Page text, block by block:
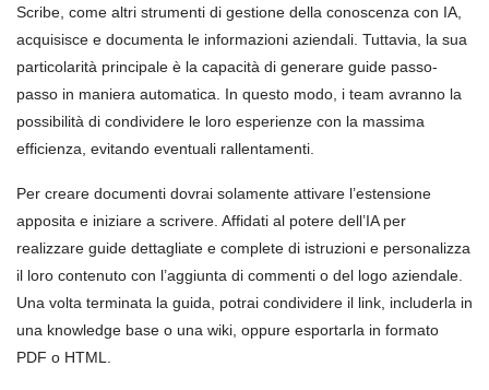
Scribe, come altri strumenti di gestione della conoscenza con IA,
acquisisce e documenta le informazioni aziendali. Tuttavia, la sua
particolarità principale è la capacità di generare guide passo-
passo in maniera automatica. In questo modo, i team avranno la
possibilità di condividere le loro esperienze con la massima
efficienza, evitando eventuali rallentamenti.
Per creare documenti dovrai solamente attivare l’estensione
apposita e iniziare a scrivere. Affidati al potere dell’IA per
realizzare guide dettagliate e complete di istruzioni e personalizza
il loro contenuto con l’aggiunta di commenti o del logo aziendale.
Una volta terminata la guida, potrai condividere il link, includerla in
una knowledge base o una wiki, oppure esportarla in formato
PDF o HTML.